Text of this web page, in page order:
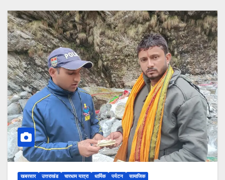
खबरसार उत्तराखंड चारधाम यात्रा धार्मिक पर्यटन सामाजिक